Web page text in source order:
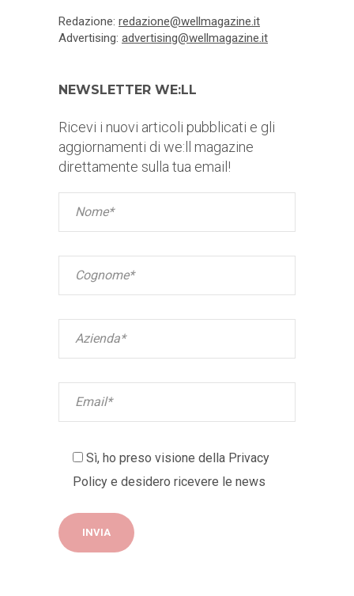
Redazione: redazione@wellmagazine.it
Advertising: advertising@wellmagazine.it
NEWSLETTER WE:LL
Ricevi i nuovi articoli pubblicati e gli
aggiornamenti di we:ll magazine
direttamente sulla tua email!
Sì, ho preso visione della Privacy
Policy e desidero ricevere le news